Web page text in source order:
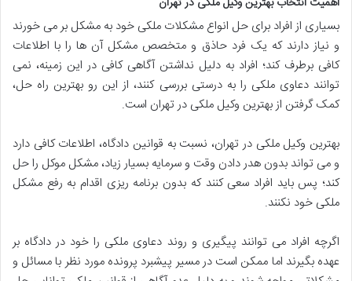
بسیاری از افراد برای حل انواع مشکلات ملکی خود به مشکل بر می خورند
و نیاز دارند که یک فرد حاذق و متخصص مشکل آن ها را با اطلاعات
کافی برطرف کند؛ افراد به دلیل نداشتن آگاهی کافی در این زمینه، نمی
توانند دعاوی ملکی را به درستی بررسی کنند، از این رو بهترین راه حل،
کمک گرفتن از بهترین وکیل ملکی در تهران است.
بهترین وکیل ملکی در تهران، نسبت به قوانین دادگاه، اطلاعات کافی دارد
و می تواند بدون هدر دادن وقت و سرمایه بسیار زیاد، مشکل موکل را حل
کند؛ پس باید افراد سعی کنند که بدون برنامه ریزی اقدام به رفع مشکل
ملکی خود نکنند.
اگرچه افراد می توانند پیگیری و روند دعاوی ملکی را خود در دادگاه بر
عهده بگیرند اما ممکن است در مسیر پیشبرد پرونده مورد نظر با مسائل و